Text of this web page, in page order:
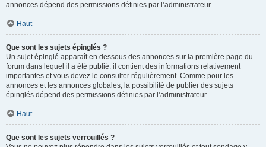
annonces dépend des permissions définies par l’administrateur.
Haut
Que sont les sujets épinglés ?
Un sujet épinglé apparaît en dessous des annonces sur la première page du
forum dans lequel il a été publié. il contient des informations relativement
importantes et vous devez le consulter régulièrement. Comme pour les
annonces et les annonces globales, la possibilité de publier des sujets
épinglés dépend des permissions définies par l’administrateur.
Haut
Que sont les sujets verrouillés ?